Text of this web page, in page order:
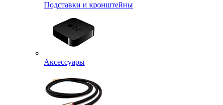
Подставки и кронштейны
Аксессуары